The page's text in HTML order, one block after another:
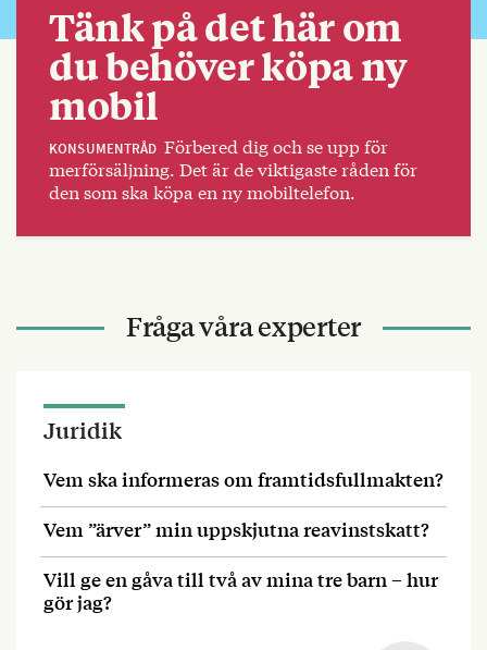
Tänk på det här om
du behöver köpa ny
mobil
KONSUMENTRÅD Förbered dig och se upp för
merförsäljning. Det är de viktigaste råden för
den som ska köpa en ny mobiltelefon.
Fråga våra experter
Juridik
Vem ska informeras om framtidsfullmakten?
Vem ”ärver” min uppskjutna reavinstskatt?
Vill ge en gåva till två av mina tre barn – hur
gör jag?